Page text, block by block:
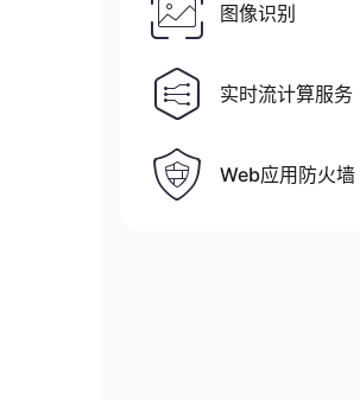
图像识别
实时流计算服务
Web应用防火墙